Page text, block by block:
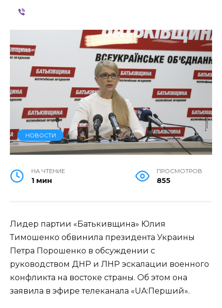
НОВОСТИ
НА ЧТЕНИЕ
1 мин
ПРОСМОТРОВ
855
Лидер партии «Батькивщина» Юлия
Тимошенко обвинила президента Украины
Петра Порошенко в обсуждении с
руководством ДНР и ЛНР эскалации военного
конфликта на востоке страны. Об этом она
заявила в эфире телеканала «UA:Перший».